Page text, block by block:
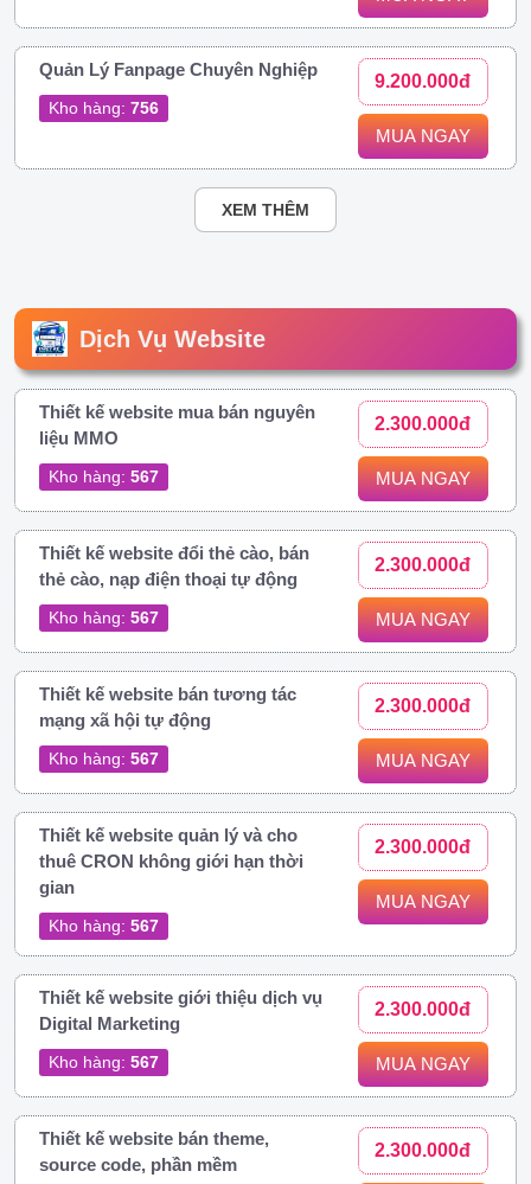
Quản Lý Fanpage Chuyên Nghiệp
Kho hàng: 756
9.200.000đ
MUA NGAY
XEM THÊM
Dịch Vụ Website
Thiết kế website mua bán nguyên
liệu MMO
Kho hàng: 567
2.300.000đ
MUA NGAY
Thiết kế website đổi thẻ cào, bán
thẻ cào, nạp điện thoại tự động
Kho hàng: 567
2.300.000đ
MUA NGAY
Thiết kế website bán tương tác
mạng xã hội tự động
Kho hàng: 567
2.300.000đ
MUA NGAY
Thiết kế website quản lý và cho
thuê CRON không giới hạn thời
gian
Kho hàng: 567
2.300.000đ
MUA NGAY
Thiết kế website giới thiệu dịch vụ
Digital Marketing
Kho hàng: 567
2.300.000đ
MUA NGAY
Thiết kế website bán theme,
source code, phần mềm
2.300.000đ